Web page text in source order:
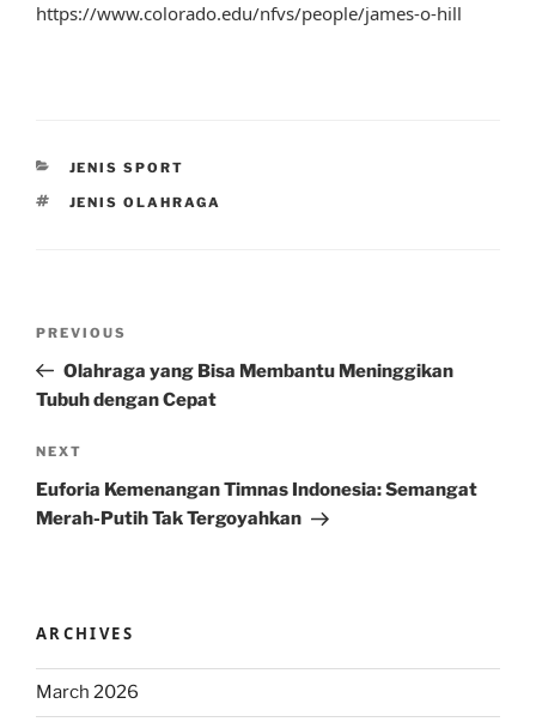
https://www.colorado.edu/nfvs/people/james-o-hill
CATEGORIES
JENIS SPORT
TAGS
JENIS OLAHRAGA
Previous
Post
PREVIOUS
Olahraga yang Bisa Membantu Meninggikan
Tubuh dengan Cepat
Next
Post
NEXT
Euforia Kemenangan Timnas Indonesia: Semangat
Merah-Putih Tak Tergoyahkan
ARCHIVES
March 2026